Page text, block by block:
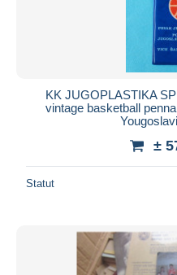
KK JUGOPLASTIKA
vintage basketball
±
Statut